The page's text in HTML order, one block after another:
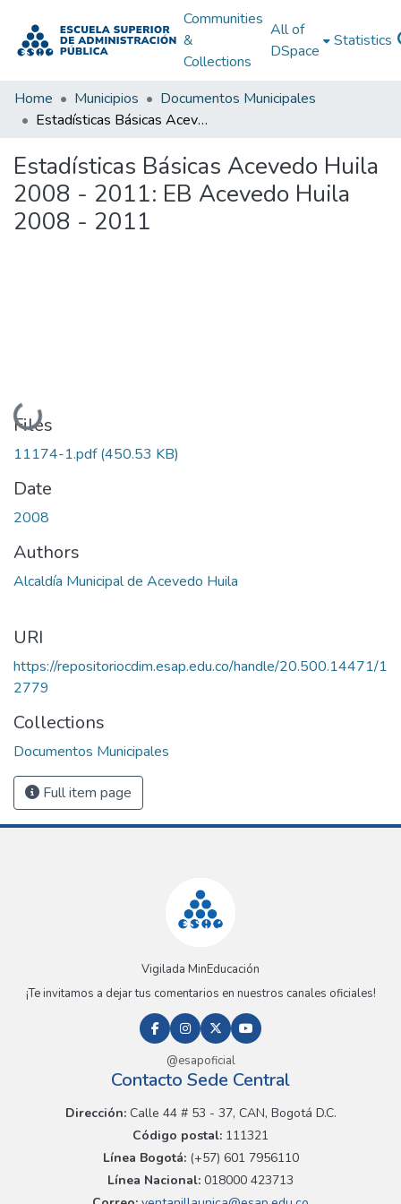
Communities
&
Collections
All of
DSpace
Statistics
Home Municipios
Documentos Municipales
Estadísticas Básicas Acevedo Huila 2008 - 2011: EB Acevedo Huila 2008 - 2011
Estadísticas Básicas Acevedo Huila
2008 - 2011: EB Acevedo Huila
2008 - 2011
Loading...
Files
11174-1.pdf(450.53 KB)
Date
2008
Authors
Alcaldía Municipal de Acevedo Huila
URI
https://repositoriocdim.esap.edu.co/handle/20.500.14471/1
2779
Collections
Documentos Municipales
Full item page
Vigilada MinEducación
¡Te invitamos a dejar tus comentarios en nuestros canales oficiales!
@esapoficial
Contacto Sede Central
Dirección:Calle 44 # 53 - 37, CAN, Bogotá D.C.
Código postal: 111321
Línea Bogotá:(+57) 601 7956110
Línea Nacional: 018000 423713